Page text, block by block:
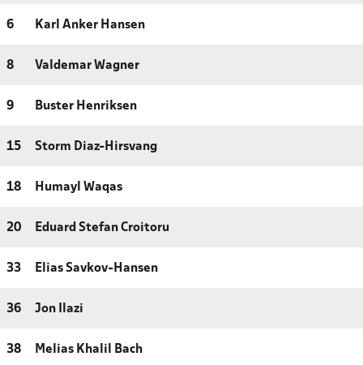
6 Karl Anker Hansen
8 Valdemar Wagner
9 Buster Henriksen
15 Storm Diaz-Hirsvang
18 Humayl Waqas
20 Eduard Stefan Croitoru
33 Elias Savkov-Hansen
36 Jon Ilazi
38 Melias Khalil Bach